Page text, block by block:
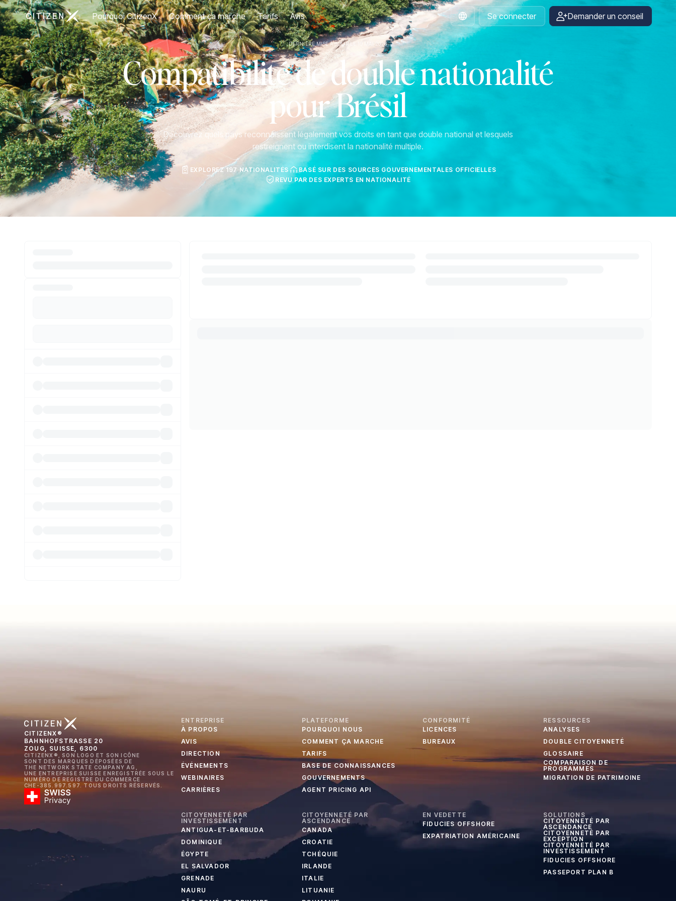
Aller à la page d'accueil de CitizenX
Pourquoi CitizenX Comment ça marche Tarifs Avis
French
Se connecter Demander un conseil
DERNIÈRE MISE À JOUR LE 19 MAI 2026
Compatibilité de double nationalité
pour Brésil
Découvrez quels pays reconnaissent légalement vos droits en tant que double national et lesquels
restreignent ou interdisent la nationalité multiple.
EXPLOREZ 197 NATIONALITÉS
BASÉ SUR DES SOURCES GOUVERNEMENTALES OFFICIELLES
REVU PAR DES EXPERTS EN NATIONALITÉ
CITIZENX®
BAHNHOFSTRASSE 20
ZOUG, SUISSE, 6300
CITIZENX®, SON LOGO ET SON ICÔNE
SONT DES MARQUES DÉPOSÉES DE
THE NETWORK STATE COMPANY AG,
UNE ENTREPRISE SUISSE ENREGISTRÉE SOUS LE
NUMÉRO DE REGISTRE DU COMMERCE
CHE-385.997.597. TOUS DROITS RÉSERVÉS.
ENTREPRISE
À PROPOS
AVIS
DIRECTION
ÉVÉNEMENTS
WEBINAIRES
CARRIÈRES
PLATEFORME
POURQUOI NOUS
COMMENT ÇA MARCHE
TARIFS
BASE DE CONNAISSANCES
GOUVERNEMENTS
AGENT PRICING API
CONFORMITÉ
LICENCES
BUREAUX
RESSOURCES
ANALYSES
DOUBLE CITOYENNETÉ
GLOSSAIRE
COMPARAISON DE
PROGRAMMES
MIGRATION DE PATRIMOINE
CITOYENNETÉ PAR
INVESTISSEMENT
ANTIGUA-ET-BARBUDA
DOMINIQUE
ÉGYPTE
EL SALVADOR
GRENADE
NAURU
CITOYENNETÉ PAR
ASCENDANCE
CANADA
CROATIE
TCHÉQUIE
IRLANDE
ITALIE
LITUANIE
EN VEDETTE
FIDUCIES OFFSHORE
EXPATRIATION AMÉRICAINE
SOLUTIONS
CITOYENNETÉ PAR
ASCENDANCE
CITOYENNETÉ PAR
EXCEPTION
CITOYENNETÉ PAR
INVESTISSEMENT
FIDUCIES OFFSHORE
PASSEPORT PLAN B